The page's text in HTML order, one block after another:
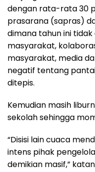
dengan rata-rata 30
prasarana (sapras)
dimana tahun ini
masyarakat,
masyarakat, media
negatif tentang
ditepis.
Kemudian masih
sekolah sehingga
“Disisi lain cuaca
intens pihak
demikian masif,”